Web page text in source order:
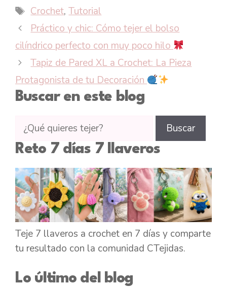
Etiquetas
Crochet,Tutorial
Práctico y chic: Cómo tejer el bolso
cilíndrico perfecto con muy poco hilo
Tapiz de Pared XL a Crochet: La Pieza
Protagonista de tu Decoración
Buscar en este blog
Buscar
tutoriales
en
CTejidas
Buscar
Reto 7 días 7 llaveros
Teje 7 llaveros a crochet en 7 días y comparte
tu resultado con la comunidad CTejidas.
Lo último del blog